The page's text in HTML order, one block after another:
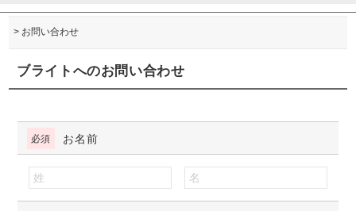
お問い合わせ
ブライトへのお問い合わせ
お名前